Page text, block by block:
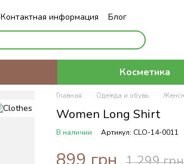
Контактная информация Блог
Косметика
Главная Одежда и обувь
Women Long Shirt
В наличии Артикул: CLO-14-0011